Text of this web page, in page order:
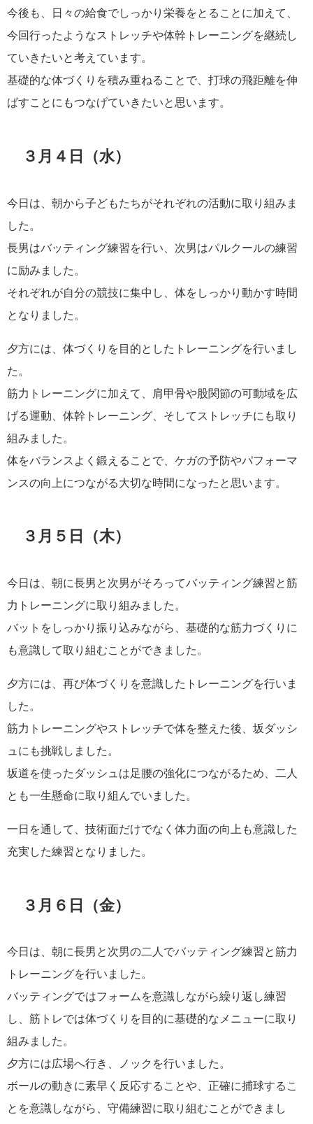
今後も、日々の給食でしっかり栄養をとることに加えて、
今回行ったようなストレッチや体幹トレーニングを継続し
ていきたいと考えています。
基礎的な体づくりを積み重ねることで、打球の飛距離を伸
ばすことにもつなげていきたいと思います。
３月４日（水）
今日は、朝から子どもたちがそれぞれの活動に取り組みま
した。
長男はバッティング練習を行い、次男はパルクールの練習
に励みました。
それぞれが自分の競技に集中し、体をしっかり動かす時間
となりました。
夕方には、体づくりを目的としたトレーニングを行いまし
た。
筋力トレーニングに加えて、肩甲骨や股関節の可動域を広
げる運動、体幹トレーニング、そしてストレッチにも取り
組みました。
体をバランスよく鍛えることで、ケガの予防やパフォーマ
ンスの向上につながる大切な時間になったと思います。
３月５日（木）
今日は、朝に長男と次男がそろってバッティング練習と筋
力トレーニングに取り組みました。
バットをしっかり振り込みながら、基礎的な筋力づくりに
も意識して取り組むことができました。
夕方には、再び体づくりを意識したトレーニングを行いま
した。
筋力トレーニングやストレッチで体を整えた後、坂ダッシ
ュにも挑戦しました。
坂道を使ったダッシュは足腰の強化につながるため、二人
とも一生懸命に取り組んでいました。
一日を通して、技術面だけでなく体力面の向上も意識した
充実した練習となりました。
３月６日（金）
今日は、朝に長男と次男の二人でバッティング練習と筋力
トレーニングを行いました。
バッティングではフォームを意識しながら繰り返し練習
し、筋トレでは体づくりを目的に基礎的なメニューに取り
組みました。
夕方には広場へ行き、ノックを行いました。
ボールの動きに素早く反応することや、正確に捕球するこ
とを意識しながら、守備練習に取り組むことができまし